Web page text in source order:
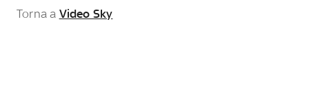
Torna a Video Sky